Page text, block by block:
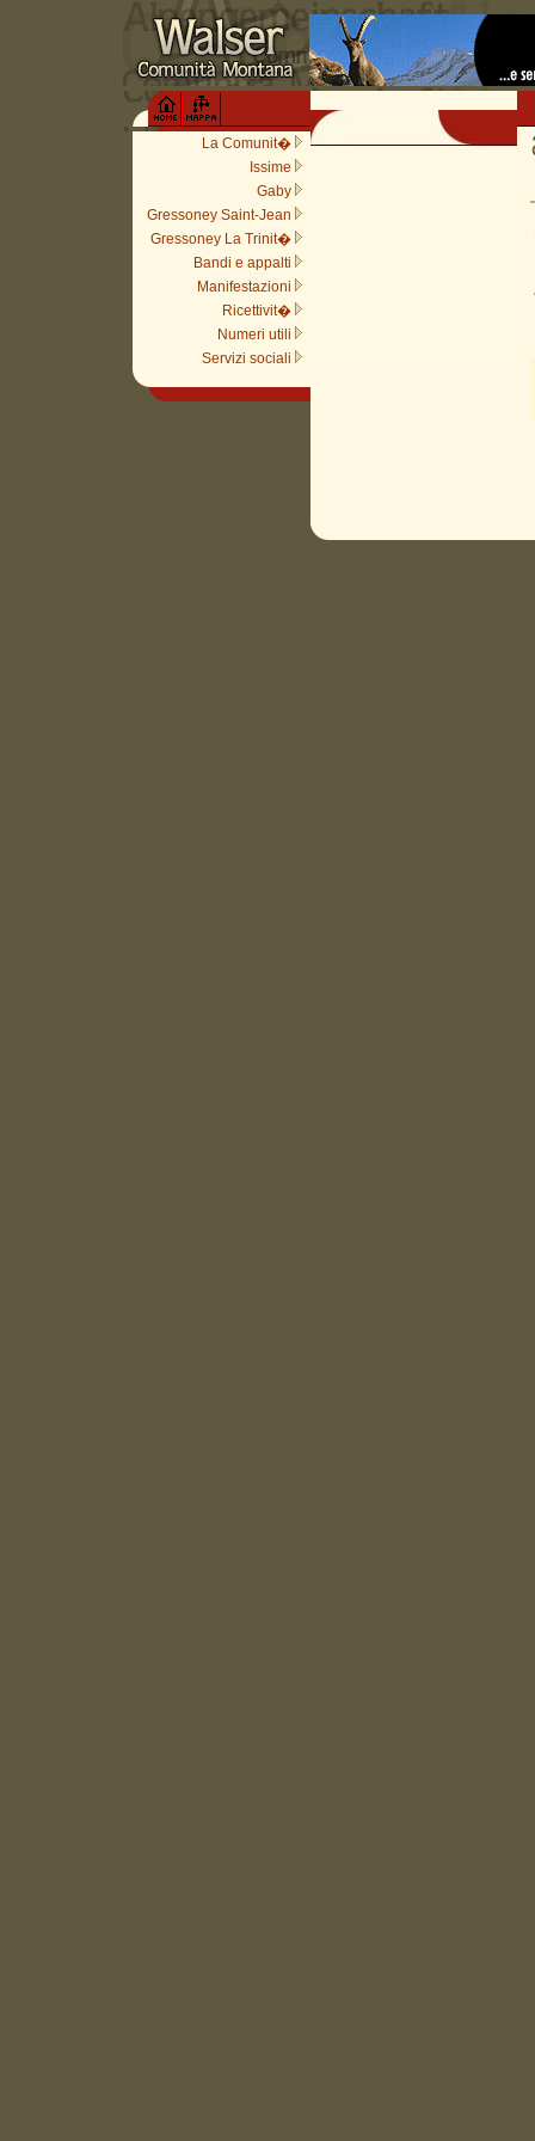
La Comunit�
Issime
Gaby
Gressoney Saint-Jean
Gressoney La Trinit�
Bandi e appalti
Manifestazioni
Ricettivit�
Numeri utili
Servizi sociali